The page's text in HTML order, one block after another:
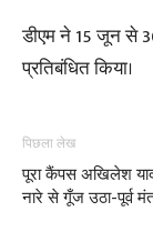
डीएम ने 15 जून से
प्रतिबंधित किया।
पिछला लेख
पूरा कैंपस अखिलेश
नारे से गूँज उठा-पूर्व